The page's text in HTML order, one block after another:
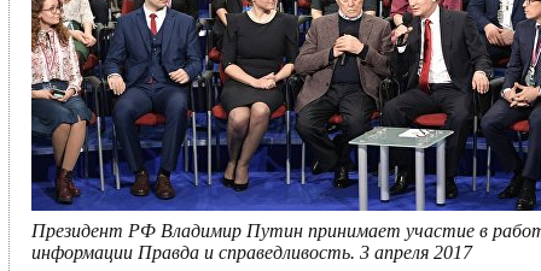
Президент РФ Владимир Путин принимает участие в
информации Правда и справедливость. 3 апреля 2017